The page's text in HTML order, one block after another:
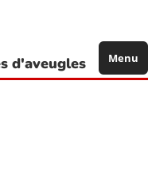
d'aveugles Menu